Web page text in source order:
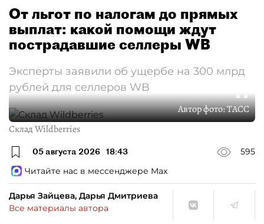
От льгот по налогам до прямых
выплат: какой помощи ждут
пострадавшие селлеры WB
Эксперты заявили об ущербе на 300 млрд
рублей для селлеров WB
Автор фото:ТАСС
Склад Wildberries
05 августа 2026 18:43
595
Читайте нас в мессенджере Max
Дарья Зайцева, Дарья Дмитриева
Все материалы автора